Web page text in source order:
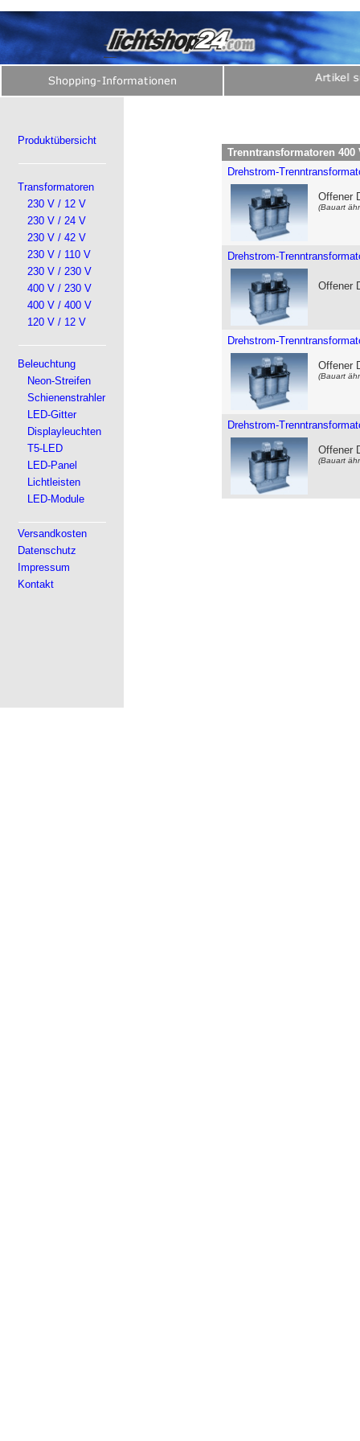
Produktübersicht
Transformatoren
230 V / 12 V
230 V / 24 V
230 V / 42 V
230 V / 110 V
230 V / 230 V
400 V / 230 V
400 V / 400 V
120 V / 12 V
Beleuchtung
Neon-Streifen
Schienenstrahler
LED-Gitter
Displayleuchten
T5-LED
LED-Panel
Lichtleisten
LED-Module
Versandkosten
Datenschutz
Impressum
Kontakt
Trenntransformatoren 400
Drehstrom-
Offener
(Bauart
Drehstrom-
Offener
Drehstrom-
Offener
(Bauart
Drehstrom-
Offener
(Bauart